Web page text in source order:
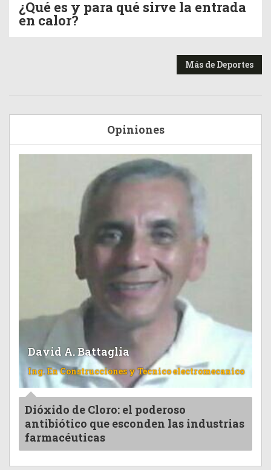
¿Qué es y para qué sirve la entrada
en calor?
Más de Deportes
Opiniones
David A. Battaglia
Ing. En Construcciones y Tecnico electromecanico
Dióxido de Cloro: el poderoso
antibiótico que esconden las industrias
farmacéuticas